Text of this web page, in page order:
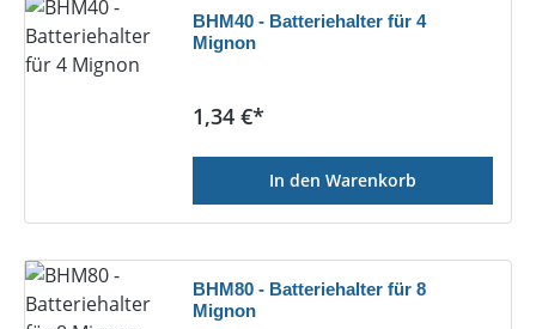
BHM40 - Batteriehalter für 4
Mignon
Regulärer Preis:
1,34 €*
In den Warenkorb
BHM80 - Batteriehalter für 8
Mignon